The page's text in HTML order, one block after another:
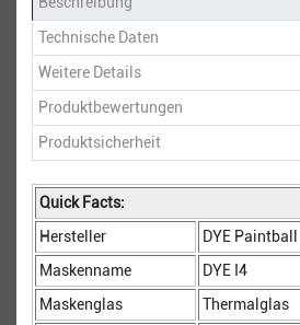
Technische Daten
Weitere Details
Produktbewertungen
Produktsicherheit
Quick Facts:
Hersteller
DYE Paintball
Maskenname
DYE I4
Maskenglas
Thermalglas